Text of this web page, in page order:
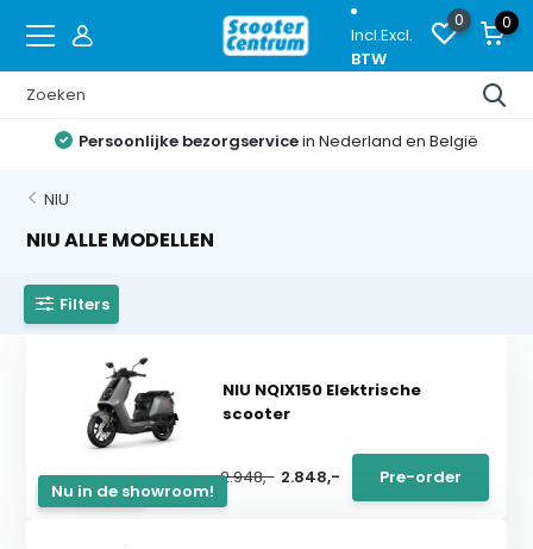
Incl.Excl.
BTW
0 0
Persoonlijke bezorgservicein Nederland en België
NIU
NIU ALLE MODELLEN
Filters
Pre-order
Nu in de showroom!
NIU NQIX150 Elektrische
scooter
2.948,- 2.848,- Pre-order